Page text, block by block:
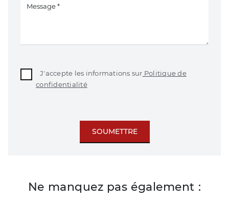
J'accepte les informations sur Politique de
confidentialité
SOUMETTRE
Ne manquez pas également :